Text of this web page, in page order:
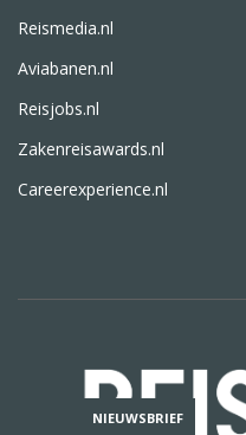
Reismedia.nl
Aviabanen.nl
Reisjobs.nl
Zakenreisawards.nl
Careerexperience.nl
NIEUWSBRIEF